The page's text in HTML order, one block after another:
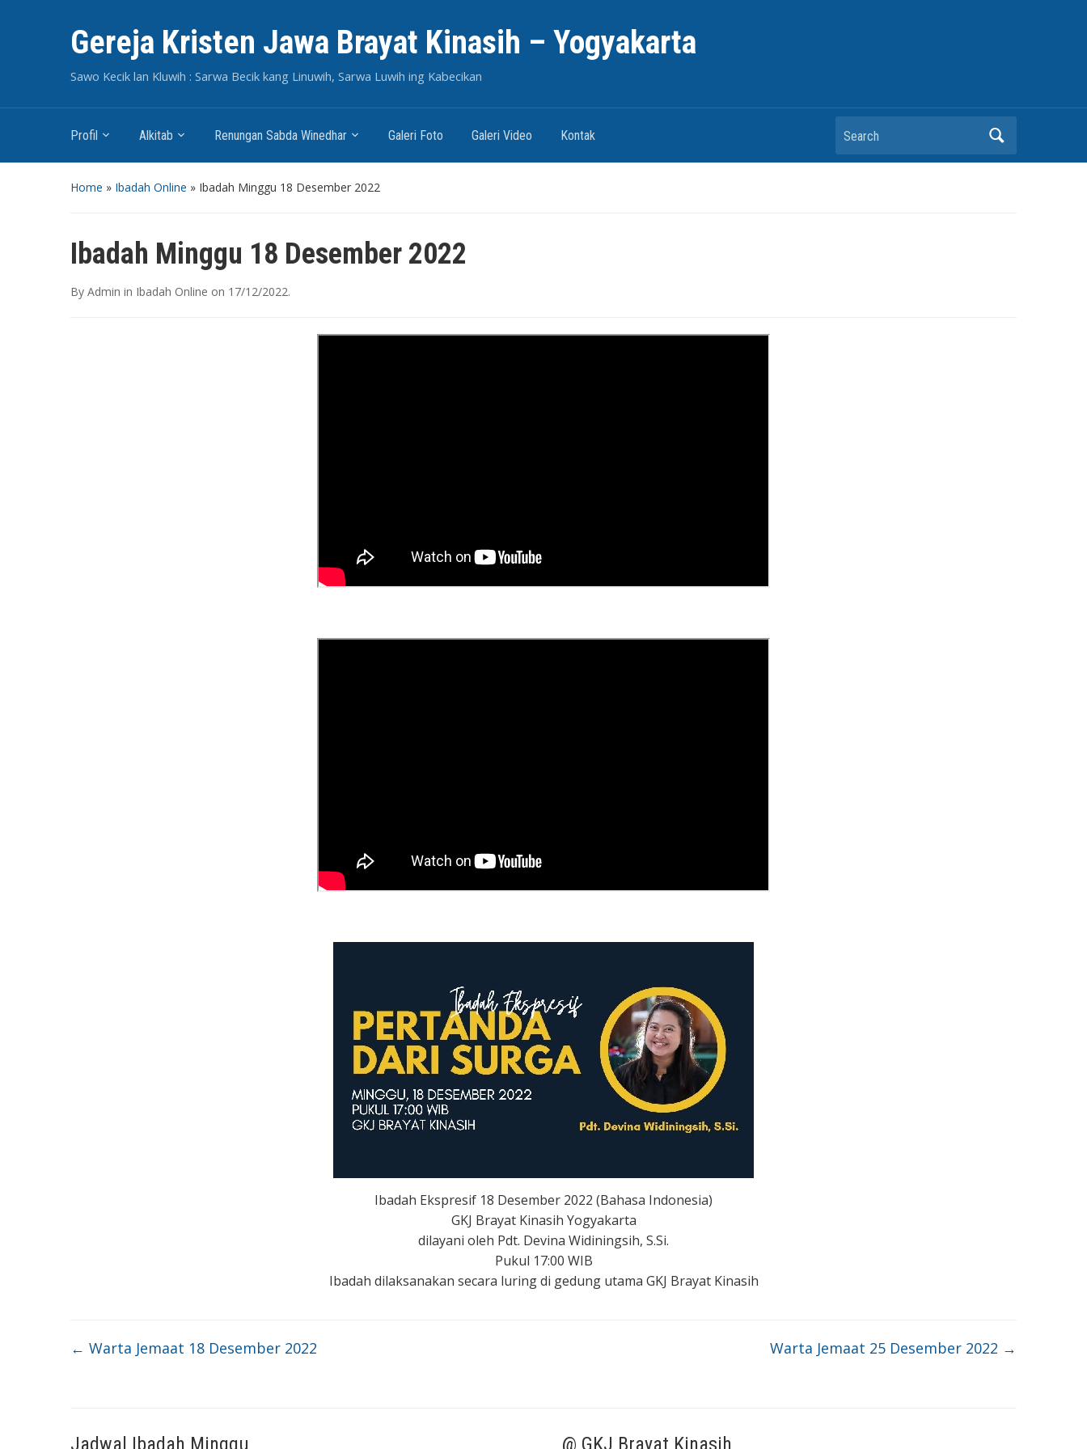
Gereja Kristen Jawa Brayat Kinasih – Yogyakarta
Sawo Kecik lan Kluwih : Sarwa Becik kang Linuwih, Sarwa Luwih ing Kabecikan
Profil Alkitab Renungan Sabda Winedhar Galeri Foto Galeri Video Kontak Search
Home » Ibadah Online » Ibadah Minggu 18 Desember 2022
Ibadah Minggu 18 Desember 2022
By Admin in Ibadah Online on 17/12/2022.
Ibadah Ekspresif 18 Desember 2022 (Bahasa Indonesia)
GKJ Brayat Kinasih Yogyakarta
dilayani oleh Pdt. Devina Widiningsih, S.Si.
Pukul 17:00 WIB
Ibadah dilaksanakan secara luring di gedung utama GKJ Brayat Kinasih
← Warta Jemaat 18 Desember 2022 Warta Jemaat 25 Desember 2022 →
Jadwal Ibadah Minggu @ GKJ Brayat Kinasih